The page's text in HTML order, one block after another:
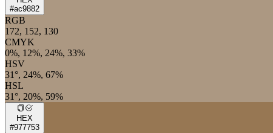
#ac9882
RGB
172, 152, 130
CMYK
0%, 12%, 24%, 33%
HSV
31°, 24%, 67%
HSL
31°, 20%, 59%
HEX
#977753